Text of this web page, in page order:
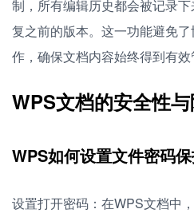
制，所有编辑历史都会被记录
复之前的版本。这一功能避免
作，确保文档内容始终得到有效
WPS文档的安全性
WPS如何设置文件密码
设置打开密码：在WPS文档中